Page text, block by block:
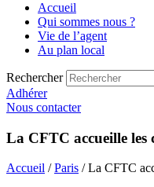
Accueil
Qui sommes nous ?
Vie de l’agent
Au plan local
Rechercher
Adhérer
Nous contacter
La CFTC accueille les
Accueil /Paris / La CFTC